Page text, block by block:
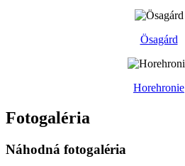
Ösagárd
Horehronie
Fotogaléria
Náhodná fotogaléria